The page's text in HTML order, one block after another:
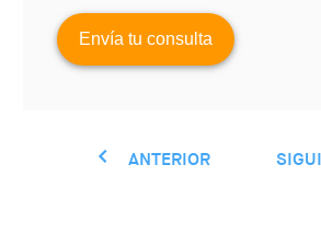
ANTERIOR